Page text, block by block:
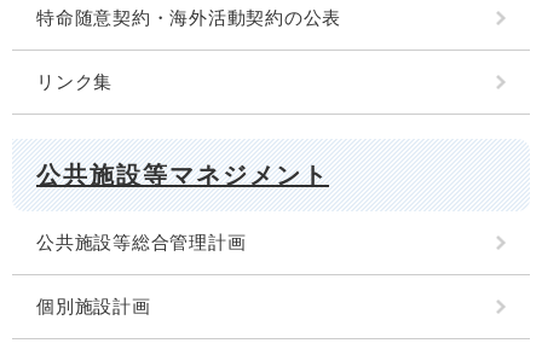
特命随意契約・海外活動契約の公表
リンク集
公共施設等マネジメント
公共施設等総合管理計画
個別施設計画